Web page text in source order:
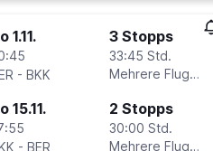
1.11.
- BKK
3 Stopps
33:45 Std.
Mehrere Fluglinien
15.11.
- BER
2 Stopps
30:00 Std.
Mehrere Fluglinien